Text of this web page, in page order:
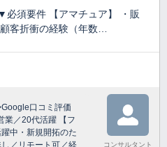
必須要件 【アマチュア】 ・販
客折衝の経験（年数…
口コミ評価
業／20代活躍 【フ
中・新規開拓のた
コンサルタント